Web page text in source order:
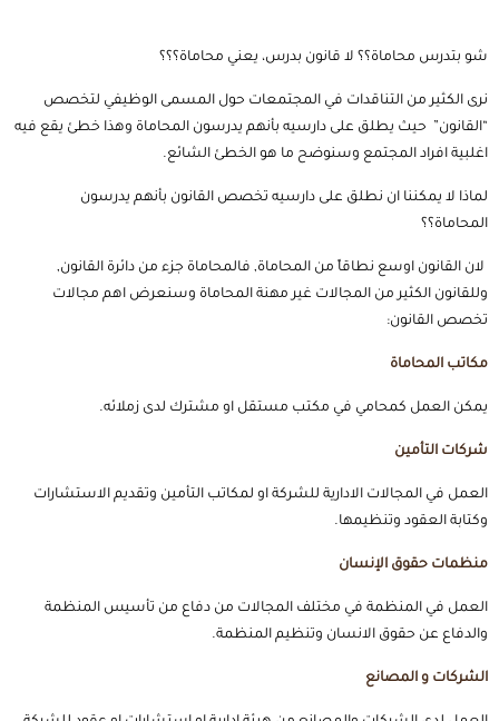
شو بتدرس محاماة؟؟ لا قانون بدرس، يعني محاماة؟؟؟
نرى الكثير من التناقدات في المجتمعات حول المسمى الوظيفي لتخصص
“القانون” حيث يطلق على دارسيه بأنهم يدرسون المحاماة وهذا خطئ يقع فيه
اغلبية افراد المجتمع وسنوضح ما هو الخطئ الشائع.
لماذا لا يمكننا ان نطلق على دارسيه تخصص القانون بأنهم يدرسون
المحاماة؟؟
لان القانون اوسع نطاقاً من المحاماة, فالمحاماة جزء من دائرة القانون,
وللقانون الكثير من المجالات غير مهنة المحاماة وسنعرض اهم مجالات
تخصص القانون:
مكاتب المحاماة
يمكن العمل كمحامي في مكتب مستقل او مشترك لدى زملائه.
شركات التأمين
العمل في المجالات الادارية للشركة او لمكاتب التأمين وتقديم الاستشارات
وكتابة العقود وتنظيمها.
منظمات حقوق الإنسان
العمل في المنظمة في مختلف المجالات من دفاع من تأسيس المنظمة
والدفاع عن حقوق الانسان وتنظيم المنظمة.
الشركات و المصانع